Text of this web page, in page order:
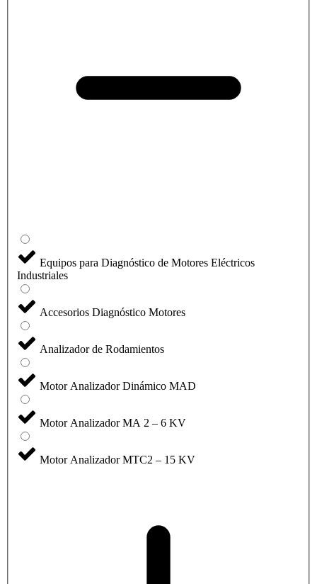
Equipos para Diagnóstico de Motores Eléctricos
Industriales
Accesorios Diagnóstico Motores
Analizador de Rodamientos
Motor Analizador Dinámico MAD
Motor Analizador MA 2 – 6 KV
Motor Analizador MTC2 – 15 KV